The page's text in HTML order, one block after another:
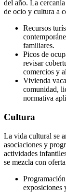
del año. La
de ocio y cultura a
Recursos
familiares.
Picos de
revisar
comercios y
Vivienda
comunidad,
normativa
Cultura
La vida cultural se
asociaciones y
actividades
se mezcla con
exposiciones